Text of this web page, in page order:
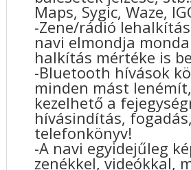
Maps, Sygic, Waze,
-Zene/rádió
navi elmondja
halkítás mértéke is
-Bluetooth hívások
minden mást
kezelhető a
hívásindítás, fogadás,
telefonkönyv!
-A navi egyidejűleg
zenékkel, videókkal,